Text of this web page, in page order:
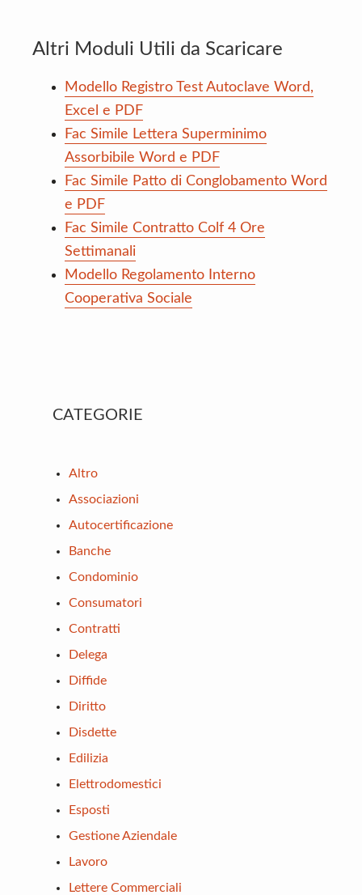
Altri Moduli Utili da Scaricare
Modello Registro Test Autoclave Word,
Excel e PDF
Fac Simile Lettera Superminimo
Assorbibile Word e PDF
Fac Simile Patto di Conglobamento Word
e PDF
Fac Simile Contratto Colf 4 Ore
Settimanali
Modello Regolamento Interno
Cooperativa Sociale
Primary
CATEGORIE
Altro
Associazioni
Autocertificazione
Banche
Condominio
Consumatori
Contratti
Delega
Diffide
Diritto
Disdette
Edilizia
Elettrodomestici
Esposti
Gestione Aziendale
Lavoro
Lettere Commerciali